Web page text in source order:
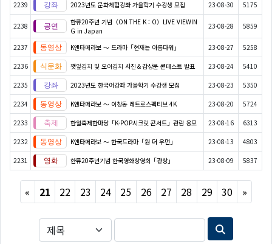
2239 2023년도 문화체험강좌 가을학기 수강생 모집 23-08-30 5175
2238
한류20주년 기념〈ON THE K : O〉LIVE VIEWIN
G in Japan
23-08-28 5859
2237 K엔타메라보 ～ 드라마「현재는 아름다워」 23-08-27 5258
2236 깻잎김치 및 오이김치 사진＆감상문 콘테스트 발표 23-08-24 5410
2235 2023년도 한국어강좌 가을학기 수강생 모집 23-08-23 5350
2234 K엔타메라보 ～ 이창동 레트로스펙티브 4K 23-08-20 5724
2233 한일축제한마당「K-POP시크릿 콘서트」관람 응모 23-08-16 6313
2232 K엔타메라보 ～ 한국드라마「원 더 우먼」 23-08-13 4803
2231 한류20주년기념 한국영화상영회「관상」 23-08-09 5837
« Previous
21 22 23 24 25 26 27 28 29 30 »Next